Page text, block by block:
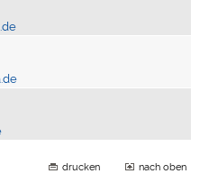
drucken nach oben